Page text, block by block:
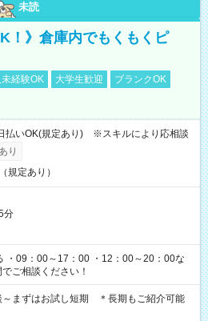
未読
！》倉庫内でもくもくピ
経験OK 大学生歓迎
ブランクOK
いOK(規定あり) ※スキルにより応相談
り
規定あり）
分
・09：00～17：00 ・12：00～20：00な
ご相談ください！
～まずはお試し短期 ＊長期もご紹介可能